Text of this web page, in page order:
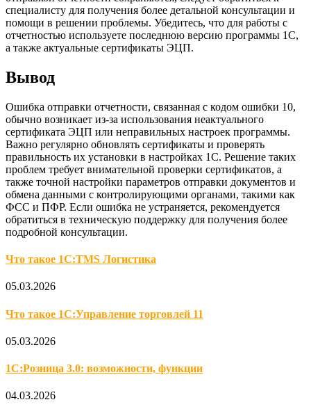
специалисту для получения более детальной консультации и
помощи в решении проблемы. Убедитесь, что для работы с
отчетностью используете последнюю версию программы 1С,
а также актуальные сертификаты ЭЦП.
Вывод
Ошибка отправки отчетности, связанная с кодом ошибки 10,
обычно возникает из-за использования неактуального
сертификата ЭЦП или неправильных настроек программы.
Важно регулярно обновлять сертификаты и проверять
правильность их установки в настройках 1С. Решение таких
проблем требует внимательной проверки сертификатов, а
также точной настройки параметров отправки документов и
обмена данными с контролирующими органами, такими как
ФСС и ПФР. Если ошибка не устраняется, рекомендуется
обратиться в техническую поддержку для получения более
подробной консультации.
Что такое 1С:TMS Логистика
05.03.2026
Что такое 1С:Управление торговлей 11
05.03.2026
1С:Розница 3.0: возможности, функции
04.03.2026